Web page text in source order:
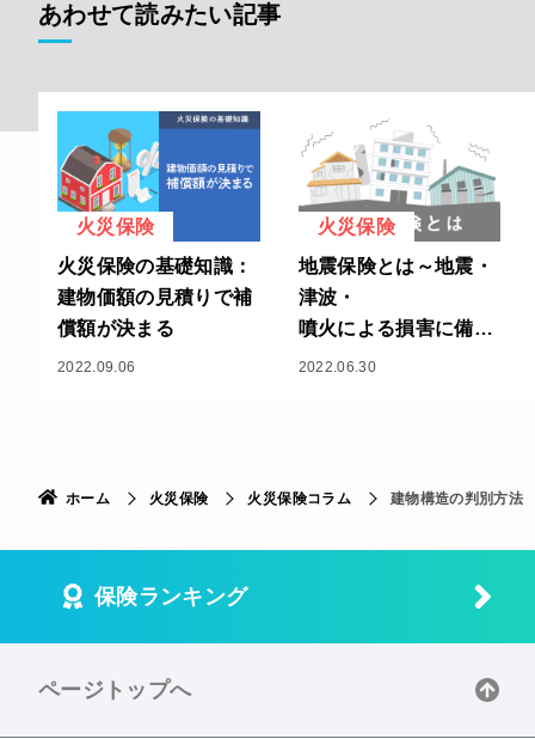
あわせて読みたい記事
火災保険
火災保険の基礎知識：
建物価額の見積りで補
償額が決まる
2022.09.06
火災保険
地震保険とは～地震・
津波・
噴火による損害に備え
よう～
2022.06.30
ホーム 火災保険 火災保険コラム 建物構造の判別方法
保険ランキング
ページトップへ